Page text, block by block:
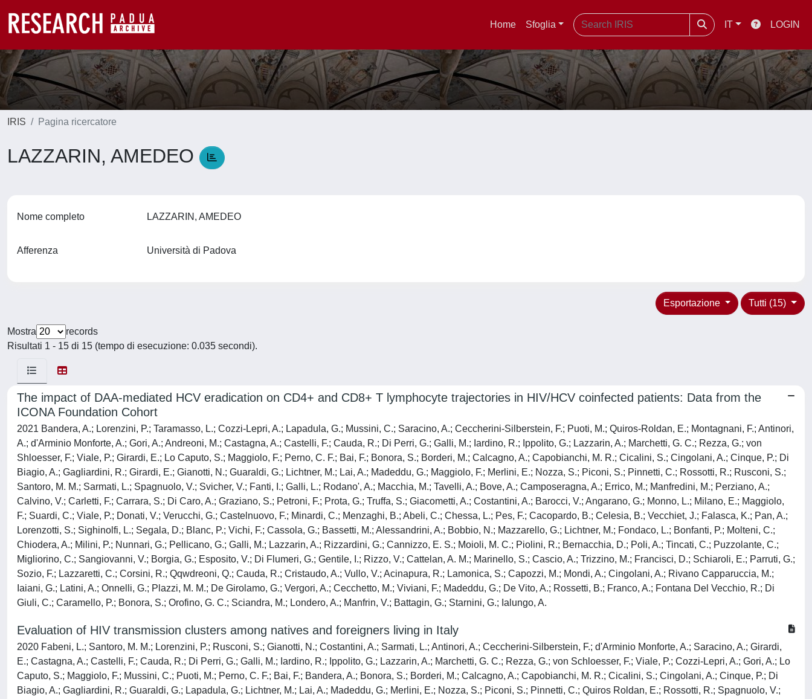
Home Sfoglia IT LOGIN
IRIS Pagina ricercatore
LAZZARIN, AMEDEO
Nome completo LAZZARIN, AMEDEO
Afferenza Università di Padova
Tutti (15)
Esportazione
Mostra
records
Risultati 1 - 15 di 15 (tempo di esecuzione: 0.035 secondi).
The impact of DAA-mediated HCV eradication on CD4+ and CD8+ T lymphocyte trajectories in HIV/HCV coinfected patients: Data from the
ICONA Foundation Cohort
2021 Bandera, A.; Lorenzini, P.; Taramasso, L.; Cozzi-Lepri, A.; Lapadula, G.; Mussini, C.; Saracino, A.; Ceccherini-Silberstein, F.; Puoti, M.; Quiros-Roldan, E.; Montagnani, F.; Antinori,
A.; d'Arminio Monforte, A.; Gori, A.; Andreoni, M.; Castagna, A.; Castelli, F.; Cauda, R.; Di Perri, G.; Galli, M.; Iardino, R.; Ippolito, G.; Lazzarin, A.; Marchetti, G. C.; Rezza, G.; von
Shloesser, F.; Viale, P.; Girardi, E.; Lo Caputo, S.; Maggiolo, F.; Perno, C. F.; Bai, F.; Bonora, S.; Borderi, M.; Calcagno, A.; Capobianchi, M. R.; Cicalini, S.; Cingolani, A.; Cinque, P.; Di
Biagio, A.; Gagliardini, R.; Girardi, E.; Gianotti, N.; Guaraldi, G.; Lichtner, M.; Lai, A.; Madeddu, G.; Maggiolo, F.; Merlini, E.; Nozza, S.; Piconi, S.; Pinnetti, C.; Rossotti, R.; Rusconi, S.;
Santoro, M. M.; Sarmati, L.; Spagnuolo, V.; Svicher, V.; Fanti, I.; Galli, L.; Rodano', A.; Macchia, M.; Tavelli, A.; Bove, A.; Camposeragna, A.; Errico, M.; Manfredini, M.; Perziano, A.;
Calvino, V.; Carletti, F.; Carrara, S.; Di Caro, A.; Graziano, S.; Petroni, F.; Prota, G.; Truffa, S.; Giacometti, A.; Costantini, A.; Barocci, V.; Angarano, G.; Monno, L.; Milano, E.; Maggiolo,
F.; Suardi, C.; Viale, P.; Donati, V.; Verucchi, G.; Castelnuovo, F.; Minardi, C.; Menzaghi, B.; Abeli, C.; Chessa, L.; Pes, F.; Cacopardo, B.; Celesia, B.; Vecchiet, J.; Falasca, K.; Pan, A.;
Lorenzotti, S.; Sighinolfi, L.; Segala, D.; Blanc, P.; Vichi, F.; Cassola, G.; Bassetti, M.; Alessandrini, A.; Bobbio, N.; Mazzarello, G.; Lichtner, M.; Fondaco, L.; Bonfanti, P.; Molteni, C.;
Chiodera, A.; Milini, P.; Nunnari, G.; Pellicano, G.; Galli, M.; Lazzarin, A.; Rizzardini, G.; Cannizzo, E. S.; Moioli, M. C.; Piolini, R.; Bernacchia, D.; Poli, A.; Tincati, C.; Puzzolante, C.;
Migliorino, C.; Sangiovanni, V.; Borgia, G.; Esposito, V.; Di Flumeri, G.; Gentile, I.; Rizzo, V.; Cattelan, A. M.; Marinello, S.; Cascio, A.; Trizzino, M.; Francisci, D.; Schiaroli, E.; Parruti, G.;
Sozio, F.; Lazzaretti, C.; Corsini, R.; Qqwdreoni, Q.; Cauda, R.; Cristaudo, A.; Vullo, V.; Acinapura, R.; Lamonica, S.; Capozzi, M.; Mondi, A.; Cingolani, A.; Rivano Capparuccia, M.;
Iaiani, G.; Latini, A.; Onnelli, G.; Plazzi, M. M.; De Girolamo, G.; Vergori, A.; Cecchetto, M.; Viviani, F.; Madeddu, G.; De Vito, A.; Rossetti, B.; Franco, A.; Fontana Del Vecchio, R.; Di
Giuli, C.; Caramello, P.; Bonora, S.; Orofino, G. C.; Sciandra, M.; Londero, A.; Manfrin, V.; Battagin, G.; Starnini, G.; Ialungo, A.
Evaluation of HIV transmission clusters among natives and foreigners living in Italy
2020 Fabeni, L.; Santoro, M. M.; Lorenzini, P.; Rusconi, S.; Gianotti, N.; Costantini, A.; Sarmati, L.; Antinori, A.; Ceccherini-Silberstein, F.; d'Arminio Monforte, A.; Saracino, A.; Girardi,
E.; Castagna, A.; Castelli, F.; Cauda, R.; Di Perri, G.; Galli, M.; Iardino, R.; Ippolito, G.; Lazzarin, A.; Marchetti, G. C.; Rezza, G.; von Schloesser, F.; Viale, P.; Cozzi-Lepri, A.; Gori, A.; Lo
Caputo, S.; Maggiolo, F.; Mussini, C.; Puoti, M.; Perno, C. F.; Bai, F.; Bandera, A.; Bonora, S.; Borderi, M.; Calcagno, A.; Capobianchi, M. R.; Cicalini, S.; Cingolani, A.; Cinque, P.; Di
Biagio, A.; Gagliardini, R.; Guaraldi, G.; Lapadula, G.; Lichtner, M.; Lai, A.; Madeddu, G.; Merlini, E.; Nozza, S.; Piconi, S.; Pinnetti, C.; Quiros Roldan, E.; Rossotti, R.; Spagnuolo, V.;